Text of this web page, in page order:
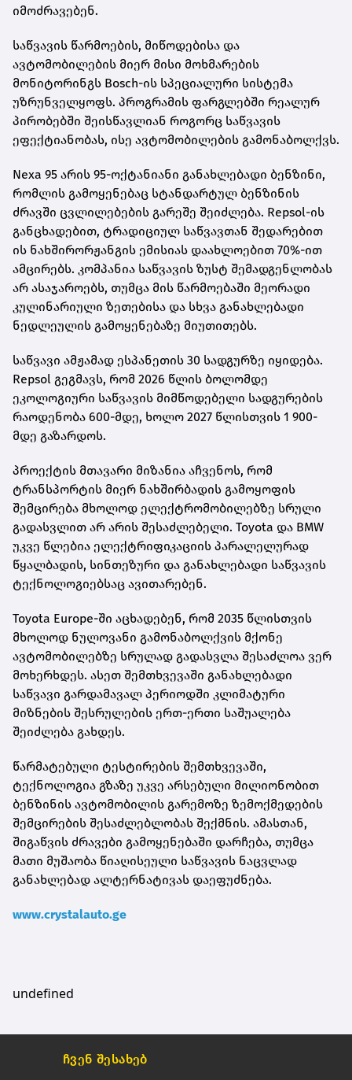
იმოძრავებენ.
საწვავის წარმოების, მიწოდებისა და
ავტომობილების მიერ მისი მოხმარების
მონიტორინგს Bosch-ის სპეციალური სისტემა
უზრუნველყოფს. პროგრამის ფარგლებში რეალურ
პირობებში შეისწავლიან როგორც საწვავის
ეფექტიანობას, ისე ავტომობილების გამონაბოლქვს.
Nexa 95 არის 95-ოქტანიანი განახლებადი ბენზინი,
რომლის გამოყენებაც სტანდარტულ ბენზინის
ძრავში ცვლილებების გარეშე შეიძლება. Repsol-ის
განცხადებით, ტრადიციულ საწვავთან შედარებით
ის ნახშირორჟანგის ემისიას დაახლოებით 70%-ით
ამცირებს. კომპანია საწვავის ზუსტ შემადგენლობას
არ ასაჯაროებს, თუმცა მის წარმოებაში მეორადი
კულინარიული ზეთებისა და სხვა განახლებადი
ნედლეულის გამოყენებაზე მიუთითებს.
საწვავი ამჟამად ესპანეთის 30 სადგურზე იყიდება.
Repsol გეგმავს, რომ 2026 წლის ბოლომდე
ეკოლოგიური საწვავის მიმწოდებელი სადგურების
რაოდენობა 600-მდე, ხოლო 2027 წლისთვის 1 900-
მდე გაზარდოს.
პროექტის მთავარი მიზანია აჩვენოს, რომ
ტრანსპორტის მიერ ნახშირბადის გამოყოფის
შემცირება მხოლოდ ელექტრომობილებზე სრული
გადასვლით არ არის შესაძლებელი. Toyota და BMW
უკვე წლებია ელექტრიფიკაციის პარალელურად
წყალბადის, სინთეზური და განახლებადი საწვავის
ტექნოლოგიებსაც ავითარებენ.
Toyota Europe-ში აცხადებენ, რომ 2035 წლისთვის
მხოლოდ ნულოვანი გამონაბოლქვის მქონე
ავტომობილებზე სრულად გადასვლა შესაძლოა ვერ
მოხერხდეს. ასეთ შემთხვევაში განახლებადი
საწვავი გარდამავალ პერიოდში კლიმატური
მიზნების შესრულების ერთ-ერთი საშუალება
შეიძლება გახდეს.
წარმატებული ტესტირების შემთხვევაში,
ტექნოლოგია გზაზე უკვე არსებული მილიონობით
ბენზინის ავტომობილის გარემოზე ზემოქმედების
შემცირების შესაძლებლობას შექმნის. ამასთან,
შიგაწვის ძრავები გამოყენებაში დარჩება, თუმცა
მათი მუშაობა წიაღისეული საწვავის ნაცვლად
განახლებად ალტერნატივას დაეფუძნება.
www.crystalauto.ge
undefined
ჩვენ შესახებ